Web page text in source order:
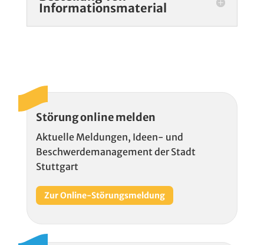
Informationsmaterial
Störung online melden
Aktuelle Meldungen, Ideen- und
Beschwerdemanagement der Stadt
Stuttgart
Zur Online-Störungsmeldung